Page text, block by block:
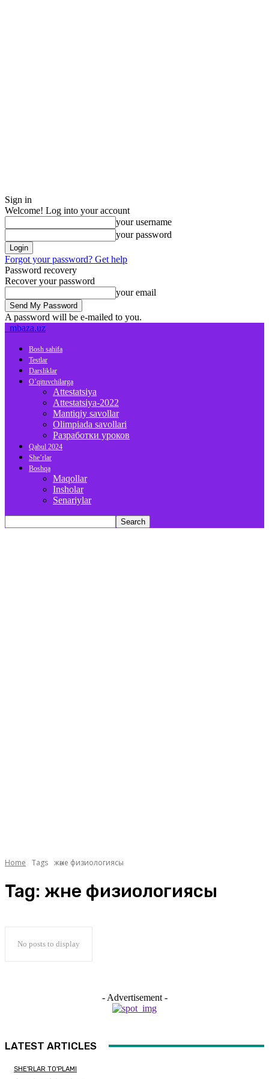
Sign in
Welcome! Log into your account
your username
your password
Forgot your password? Get help
Password recovery
Recover your password
your email
A password will be e-mailed to you.
mbaza.uz
Bosh sahifa
Testlar
Darsliklar
O’qituvchilarga
Attestatsiya
Attestatsiya-2022
Mantiqiy savollar
Olimpiada savollari
Разработки уроков
Qabul 2024
She’rlar
Boshqa
Maqollar
Insholar
Senariylar
Home Tags және физиологиясы
Tag: және физиологиясы
No posts to display
- Advertisement -
LATEST ARTICLES
SHE'RLAR TO'PLAMI